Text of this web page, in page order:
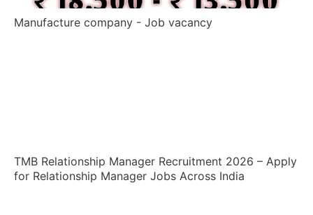
Manufacture company - Job vacancy
TMB Relationship Manager Recruitment 2026 – Apply
for Relationship Manager Jobs Across India